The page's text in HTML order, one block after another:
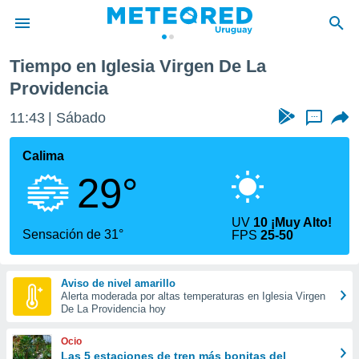
de
por
para
que se
calidad.
las
y
forma
digital
basada
Tiempo en Iglesia Virgen De La
Providencia
11:43 Sábado ...
Calima
29°
Sensación de 31°
UV 10 ¡Muy Alto!
FPS25-50
Aviso de nivel amarillo
Alerta moderada por altas temperaturas en Iglesia Virgen
De La Providencia hoy
Ocio
Las 5 estaciones de tren más bonitas del